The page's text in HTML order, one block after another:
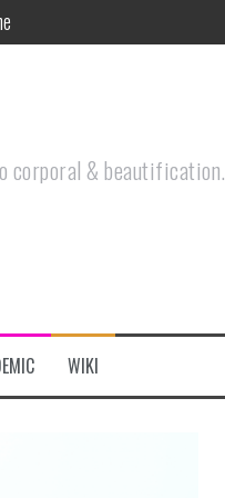
encontro online
que estão a ocorrer
no Rio de Janeiro
corporal & beautification.
WIKI